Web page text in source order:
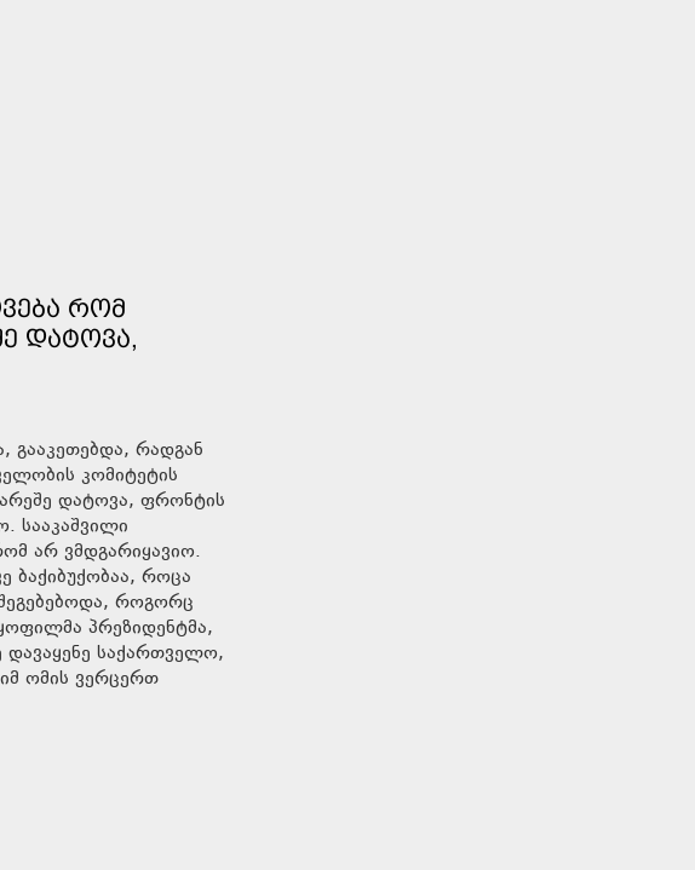
ᲠᲝᲛ
ᲓᲐᲢᲝᲕᲐ,
გააკეთებდა, რადგან
კომიტეტის
დატოვა, ფრონტის
სააკაშვილი
არ ვმდგარიყავიო.
როცა
როგორც
პრეზიდენტმა,
საქართველო,
ომის ვერცერთ